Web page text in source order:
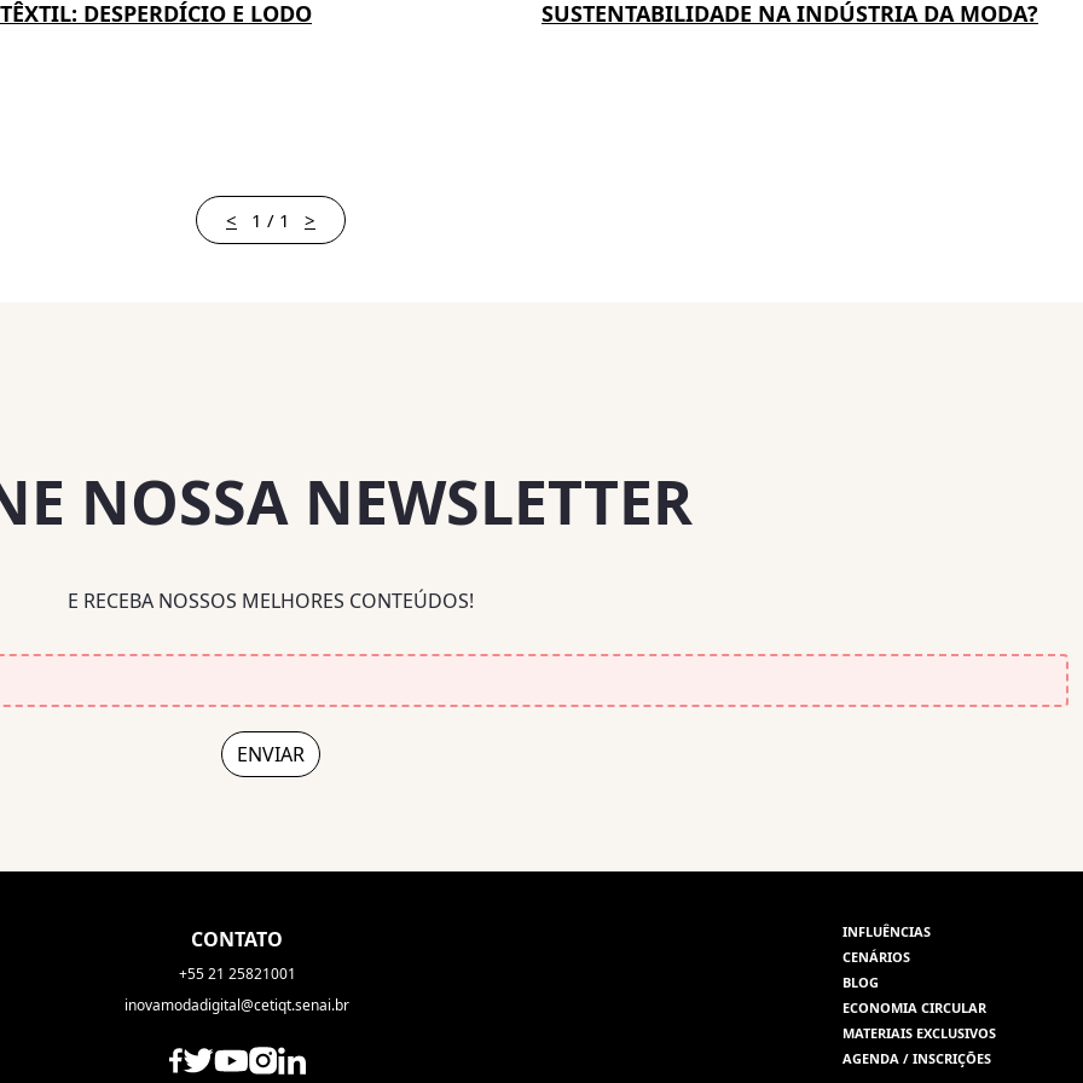
TÊXTIL: DESPERDÍCIO E LODO SUSTENTABILIDADE NA INDÚSTRIA DA MODA?
< 1 / 1 >
NOSSA NEWSLETTER
E RECEBA NOSSOS MELHORES CONTEÚDOS!
CONTATO
+55 21 25821001
inovamodadigital@cetiqt.senai.br
INFLUÊNCIAS
CENÁRIOS
BLOG
ECONOMIA CIRCULAR
MATERIAIS EXCLUSIVOS
AGENDA / INSCRIÇÕES